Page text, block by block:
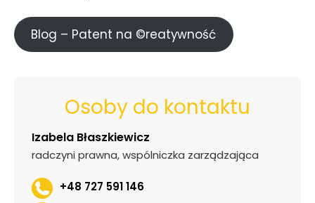
Blog – Patent na ©reatywność
Osoby do kontaktu
Izabela Błaszkiewicz
radczyni prawna, wspólniczka zarządzająca
+48 727 591 146